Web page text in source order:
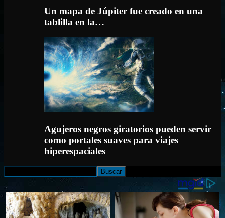
Un mapa de Júpiter fue creado en una
tablilla en la…
Agujeros negros giratorios pueden servir
como portales suaves para viajes
hiperespaciales